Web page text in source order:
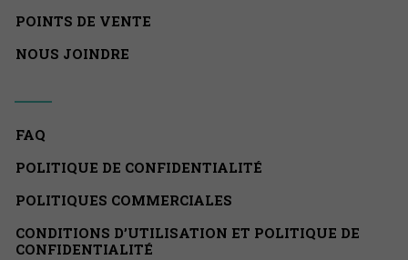
POINTS DE VENTE
NOUS JOINDRE
FAQ
POLITIQUE DE CONFIDENTIALITÉ
POLITIQUES COMMERCIALES
CONDITIONS D’UTILISATION ET POLITIQUE DE
CONFIDENTIALITÉ